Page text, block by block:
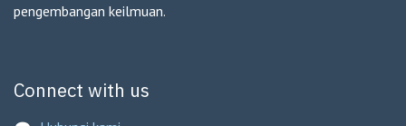
pengembangan keilmuan.
Connect with us